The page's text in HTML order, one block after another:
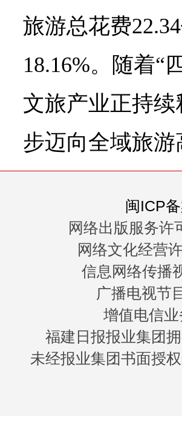
旅游总花费
18.16%。随着“
文旅产业正持
步迈向全域旅
闽ICP
网络出版服务许
网络文化经营
信息网络传播
广播电视节
增值电信
福建日报报业集团
未经报业集团书面授